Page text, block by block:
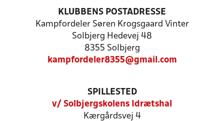
KLUBBENS POSTADRESSE
Kampfordeler Søren Krogsgaard Vinter
Solbjerg Hedevej 48
8355 Solbjerg
kampfordeler8355@gmail.com
SPILLESTED
v/ Solbjergskolens Idrætshal
Kærgårdsvej 4